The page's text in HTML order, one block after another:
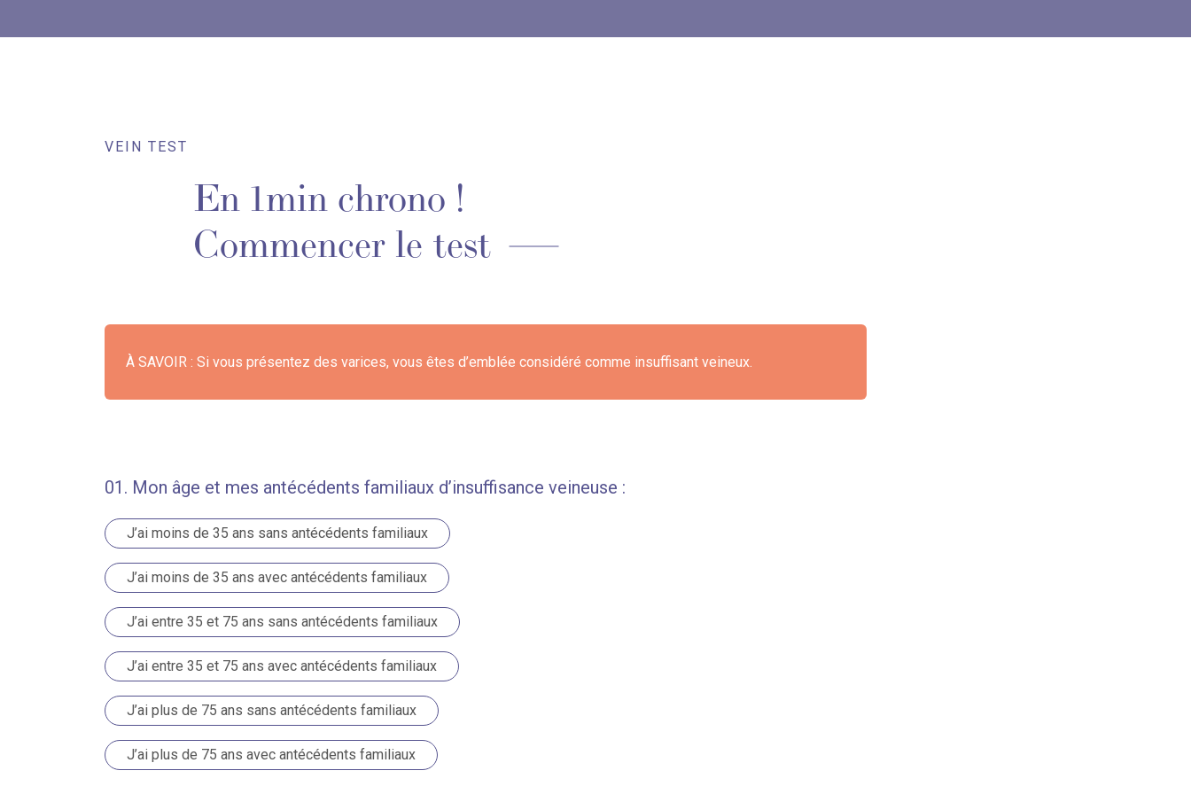
VEIN TEST
En 1min chrono !
Commencer le test
À SAVOIR : Si vous présentez des varices, vous êtes d’emblée considéré comme insuffisant veineux.
01. Mon âge et mes antécédents familiaux d’insuffisance veineuse :
J’ai moins de 35 ans sans antécédents familiaux
J’ai moins de 35 ans avec antécédents familiaux
J’ai entre 35 et 75 ans sans antécédents familiaux
J’ai entre 35 et 75 ans avec antécédents familiaux
J’ai plus de 75 ans sans antécédents familiaux
J’ai plus de 75 ans avec antécédents familiaux